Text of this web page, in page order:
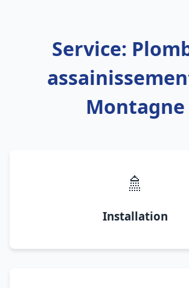
Service:
Montagne
🚿
Installation